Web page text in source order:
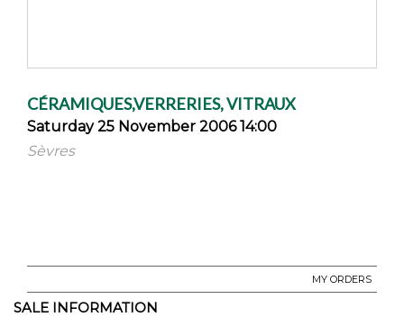
CÉRAMIQUES,VERRERIES, VITRAUX
Saturday 25 November 2006 14:00
Sèvres
MY ORDERS
SALE INFORMATION